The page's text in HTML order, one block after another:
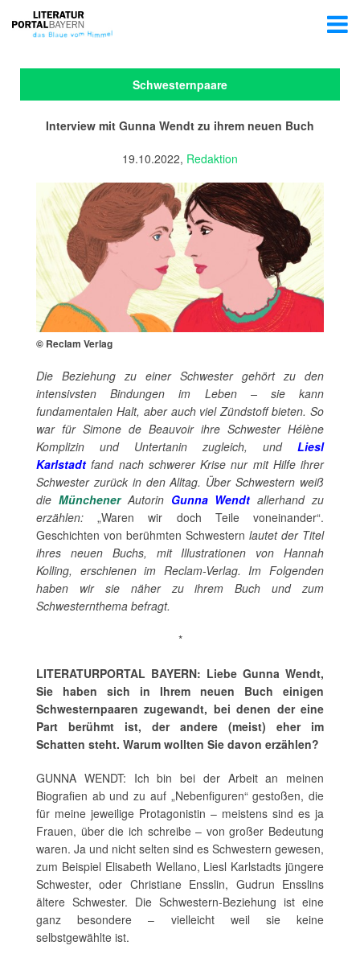
Schwesternpaare
Interview mit Gunna Wendt zu ihrem neuen Buch
19.10.2022, Redaktion
© Reclam Verlag
Die Beziehung zu einer Schwester gehört zu den
intensivsten Bindungen im Leben – sie kann
fundamentalen Halt, aber auch viel Zündstoff bieten. So
war für Simone de Beauvoir ihre Schwester Hélène
Komplizin und Untertanin zugleich, und Liesl
Karlstadt fand nach schwerer Krise nur mit Hilfe ihrer
Schwester zurück in den Alltag. Über Schwestern weiß
die MünchenerAutorin Gunna Wendt allerhand zu
erzählen:„Waren wir doch Teile voneinander“.
Geschichten von berühmten Schwestern lautet der Titel
ihres neuen Buchs, mit Illustrationen von Hannah
Kolling, erschienen im Reclam-Verlag. Im Folgenden
haben wir sie näher zu ihrem Buch und zum
Schwesternthema befragt.
*
LITERATURPORTAL BAYERN: Liebe Gunna Wendt,
Sie haben sich in Ihrem neuen Buch einigen
Schwesternpaaren zugewandt, bei denen der eine
Part berühmt ist, der andere (meist) eher im
Schatten steht. Warum wollten Sie davon erzählen?
GUNNA WENDT: Ich bin bei der Arbeit an meinen
Biografien ab und zu auf „Nebenfiguren“ gestoßen, die
für meine jeweilige Protagonistin – meistens sind es ja
Frauen, über die ich schreibe – von großer Bedeutung
waren. Ja und nicht selten sind es Schwestern gewesen,
zum Beispiel Elisabeth Wellano, Liesl Karlstadts jüngere
Schwester, oder Christiane Ensslin, Gudrun Ensslins
ältere Schwester. Die Schwestern-Beziehung ist eine
ganz besondere – vielleicht weil sie keine
selbstgewählte ist.